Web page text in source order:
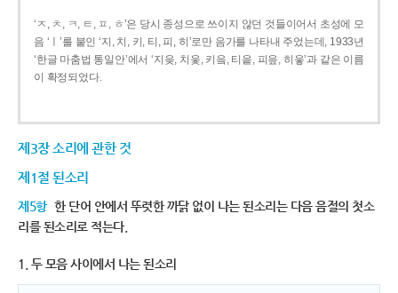
‘ㅈ, ㅊ, ㅋ, ㅌ, ㅍ, ㅎ’은 당시 종성으로 쓰이지 않던 것들이어서 초성에 모
음 ‘ㅣ’를 붙인 ‘지, 치, 키, 티, 피, 히’로만 음가를 나타내 주었는데, 1933년
‘한글 마춤법 통일안’에서 ‘지읒, 치읓, 키읔, 티읕, 피읖, 히읗’과 같은 이름
이 확정되었다.
제3장 소리에 관한 것
제1절 된소리
제5항 한 단어 안에서 뚜렷한 까닭 없이 나는 된소리는 다음 음절의 첫소
리를 된소리로 적는다.
1. 두 모음 사이에서 나는 된소리